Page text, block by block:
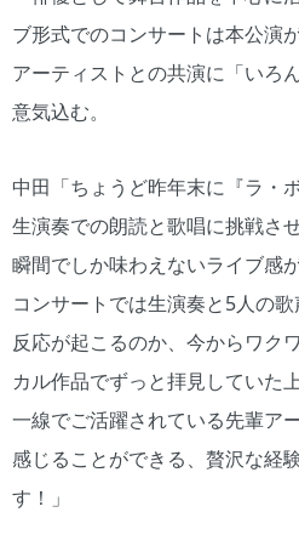
ブ形式でのコンサートは本公演
アーティストとの共演に「いろ
意気込む。
中田「ちょうど昨年末に『ラ・
生演奏での朗読と歌唱に挑戦さ
瞬間でしか味わえないライブ感
コンサートでは生演奏と5人の
反応が起こるのか、今からワク
カル作品でずっと拝見していた
一線でご活躍されている先輩ア
感じることができる、贅沢な経
す！」